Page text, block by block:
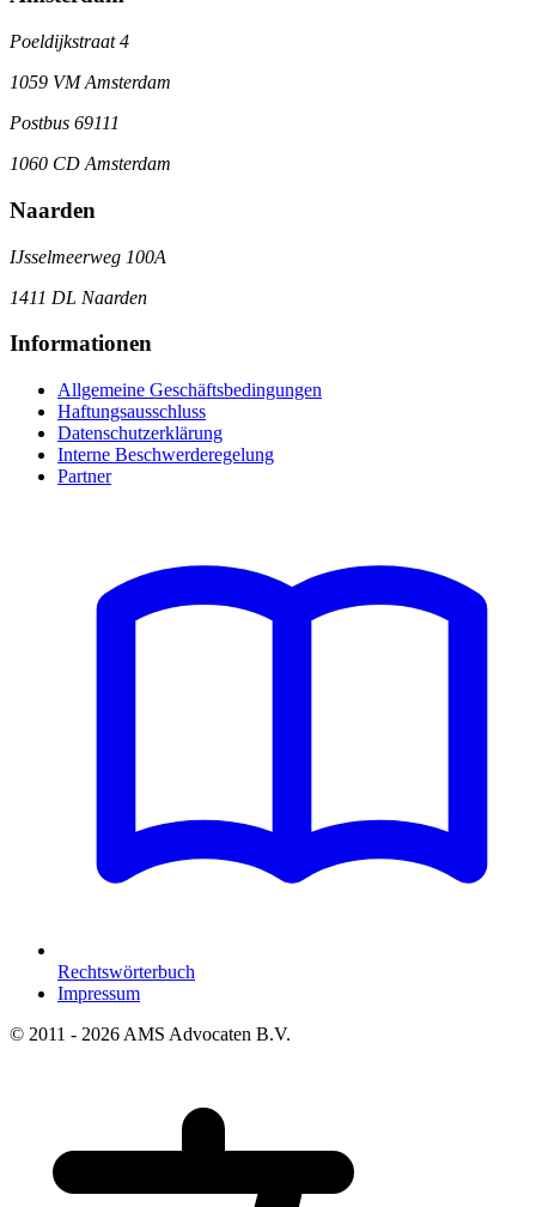
Poeldijkstraat 4
1059 VM Amsterdam
Postbus 69111
1060 CD Amsterdam
Naarden
IJsselmeerweg 100A
1411 DL Naarden
Informationen
Allgemeine Geschäftsbedingungen
Haftungsausschluss
Datenschutzerklärung
Interne Beschwerderegelung
Partner
Rechtswörterbuch
Impressum
© 2011 - 2026 AMS Advocaten B.V.